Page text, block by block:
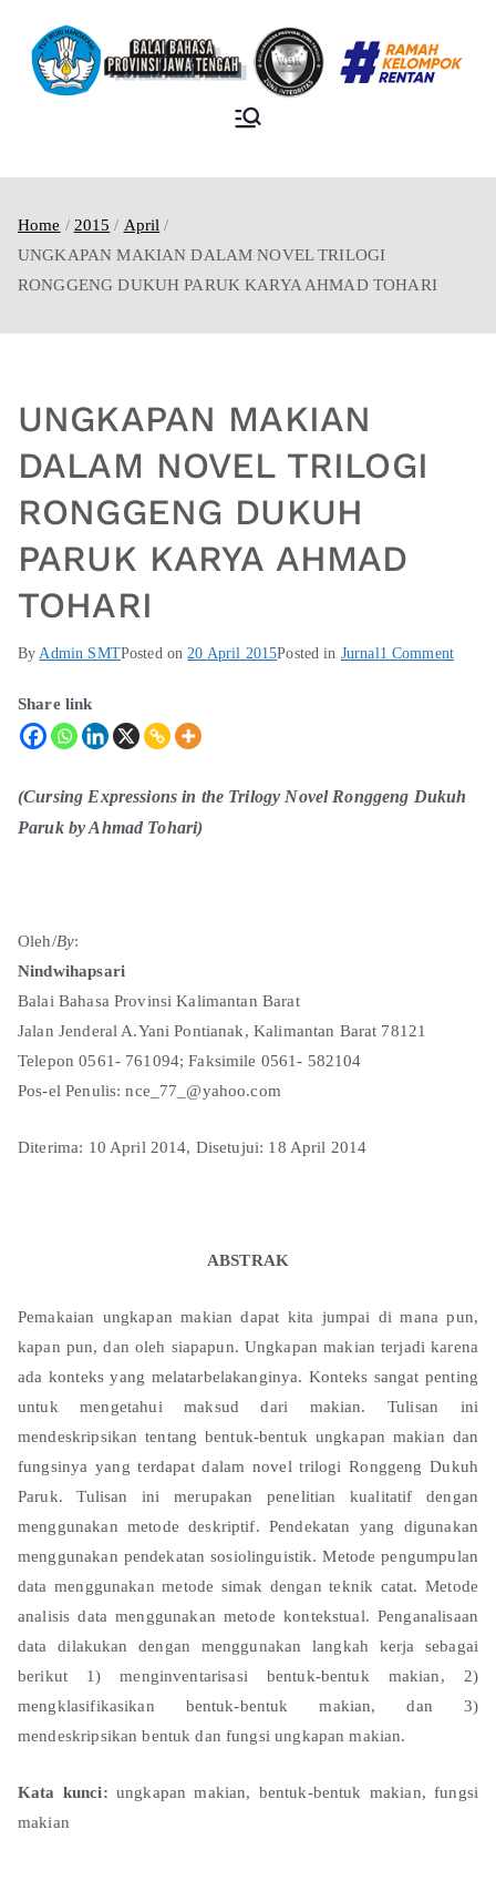
TENGAH
Home 2015
April
UNGKAPAN MAKIAN DALAM NOVEL TRILOGI
RONGGENG DUKUH PARUK KARYA AHMAD TOHARI
UNGKAPAN MAKIAN
DALAM NOVEL TRILOGI
RONGGENG DUKUH
PARUK KARYA AHMAD
TOHARI
By Admin SMTPosted on 20 April 2015Posted in Jurnal 1 Comment
Share link
(Cursing Expressions in the Trilogy Novel Ronggeng Dukuh
Paruk by Ahmad Tohari)
Oleh/By:
Nindwihapsari
Balai Bahasa Provinsi Kalimantan Barat
Jalan Jenderal A.Yani Pontianak, Kalimantan Barat 78121
Telepon 0561- 761094; Faksimile 0561- 582104
Pos-el Penulis: nce_77_@yahoo.com
Diterima: 10 April 2014, Disetujui: 18 April 2014
ABSTRAK
Pemakaian ungkapan makian dapat kita jumpai di mana pun,
kapan pun, dan oleh siapapun. Ungkapan makian terjadi karena
ada konteks yang melatarbelakanginya. Konteks sangat penting
untuk mengetahui maksud dari makian. Tulisan ini
mendeskripsikan tentang bentuk-bentuk ungkapan makian dan
fungsinya yang terdapat dalam novel trilogi Ronggeng Dukuh
Paruk. Tulisan ini merupakan penelitian kualitatif dengan
menggunakan metode deskriptif. Pendekatan yang digunakan
menggunakan pendekatan sosiolinguistik. Metode pengumpulan
data menggunakan metode simak dengan teknik catat. Metode
analisis data menggunakan metode kontekstual. Penganalisaan
data dilakukan dengan menggunakan langkah kerja sebagai
berikut 1) menginventarisasi bentuk-bentuk makian, 2)
mengklasifikasikan bentuk-bentuk makian, dan 3)
mendeskripsikan bentuk dan fungsi ungkapan makian.
Kata kunci: ungkapan makian, bentuk-bentuk makian, fungsi
makian